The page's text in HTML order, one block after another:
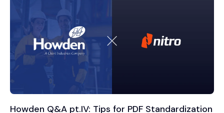
Howden Q&A pt.IV: Tips for PDF Standardization